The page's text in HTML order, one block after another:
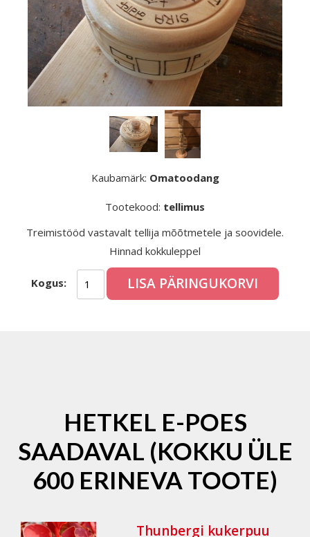
Kaubamärk: Omatoodang
Tootekood: tellimus
Treimistööd vastavalt tellija mõõtmetele ja soovidele.
Hinnad kokkuleppel
Kogus: LISA PÄRINGUKORVI
HETKEL E-POES
SAADAVAL (KOKKU ÜLE
600 ERINEVA TOOTE)
Thunbergi kukerpuu